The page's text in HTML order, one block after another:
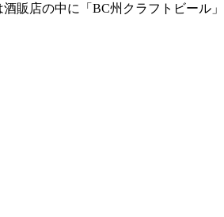
販店の中に「BC州クラフトビール